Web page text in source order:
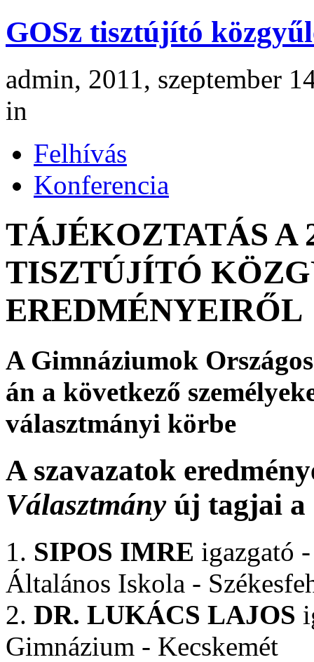
GOSz tisztújító
admin, 2011, szeptember
in
Felhívás
Konferencia
TÁJÉKOZTATÁS A
TISZTÚJÍTÓ
EREDMÉNYEIRŐL
A Gimnáziumok
án a következő
választmányi körbe
A szavazatok
Választmányúj tagjai a
1. SIPOS IMRE igazgató
Általános Iskola -
2. DR. LUKÁCS LAJOS
Gimnázium - Kecskemét